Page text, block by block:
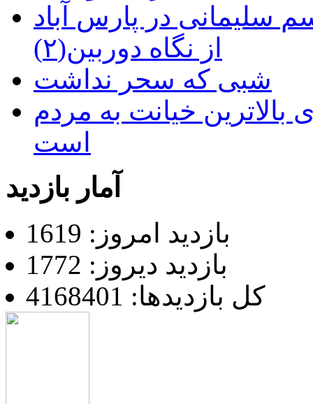
سلیمانی در پارس آباد
از نگاه دوربین(۲)
شبی که سحر نداشت
خیانت به مردم
است
آمار بازدید
بازدید امروز: 1619
بازدید دیروز: 1772
کل بازدیدها: 4168401